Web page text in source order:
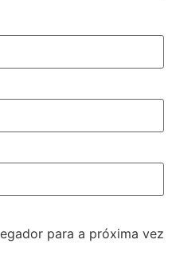
para a próxima vez